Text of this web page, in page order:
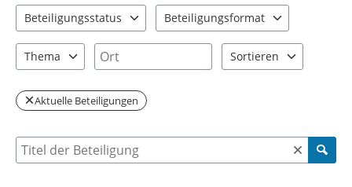
Beteiligungsstatus
Beteiligungsformat
Thema
Ort
Sortieren
Aktuelle Beteiligungen
Suche nach Beteiligung